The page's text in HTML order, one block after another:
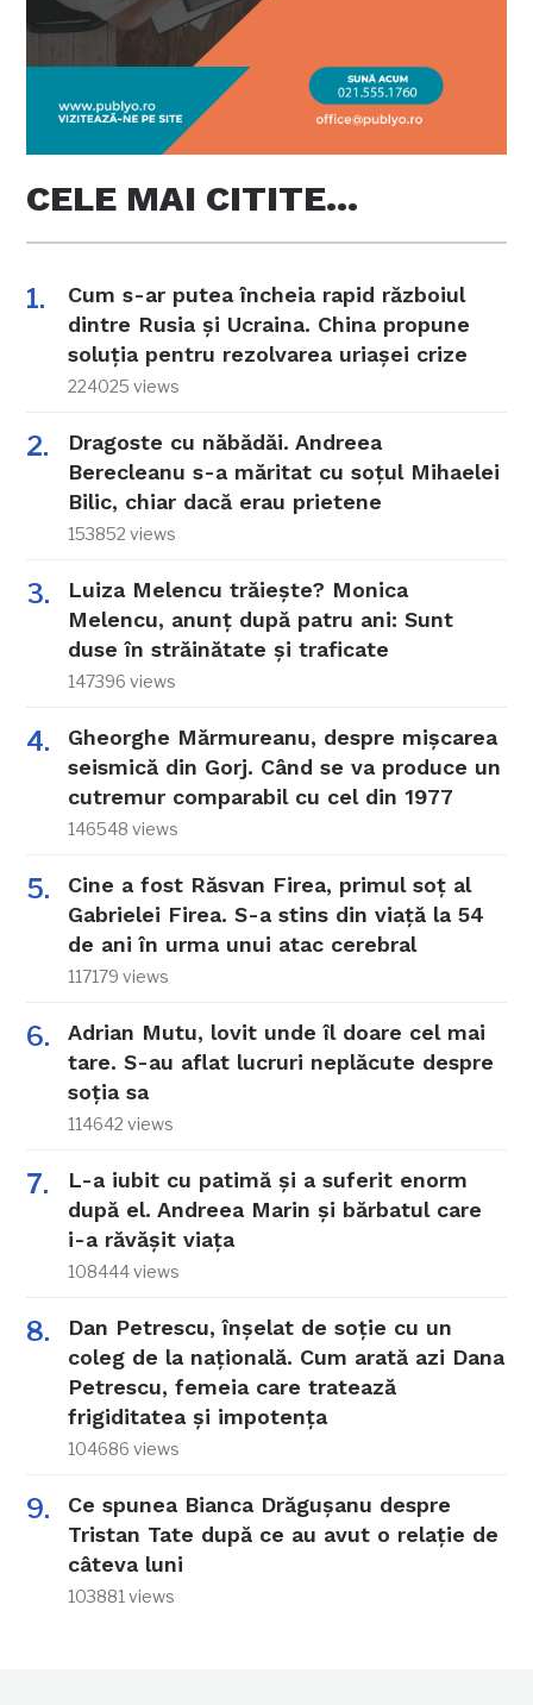
CELE MAI CITITE…
Cum s-ar putea încheia rapid războiul
dintre Rusia și Ucraina. China propune
soluția pentru rezolvarea uriașei crize
224025 views
Dragoste cu năbădăi. Andreea
Berecleanu s-a măritat cu soțul Mihaelei
Bilic, chiar dacă erau prietene
153852 views
Luiza Melencu trăiește? Monica
Melencu, anunț după patru ani: Sunt
duse în străinătate și traficate
147396 views
Gheorghe Mărmureanu, despre mișcarea
seismică din Gorj. Când se va produce un
cutremur comparabil cu cel din 1977
146548 views
Cine a fost Răsvan Firea, primul soț al
Gabrielei Firea. S-a stins din viață la 54
de ani în urma unui atac cerebral
117179 views
Adrian Mutu, lovit unde îl doare cel mai
tare. S-au aflat lucruri neplăcute despre
soția sa
114642 views
L-a iubit cu patimă și a suferit enorm
după el. Andreea Marin și bărbatul care
i-a răvășit viața
108444 views
Dan Petrescu, înșelat de soție cu un
coleg de la națională. Cum arată azi Dana
Petrescu, femeia care tratează
frigiditatea și impotența
104686 views
Ce spunea Bianca Drăgușanu despre
Tristan Tate după ce au avut o relație de
câteva luni
103881 views